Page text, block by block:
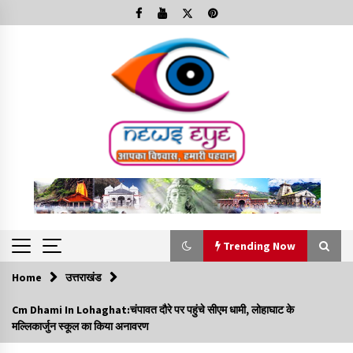
to
Trending Now
Trending Now
Minorities Rights Day : विश्व अल्पसंख्यक अधिकार दिवस
कार्यक्रम में शामिल हुए सीएम,आधुनिक मदरसों का नाम अब्दुल कलाम के नाम
Home उत्तराखंड
Cm Dhami In Lohaghat:चंपावत दौरे पर पहुंचे सीएम धामी, लोहाघाट के
मल्लिकार्जुन स्कूल का किया अनावरण